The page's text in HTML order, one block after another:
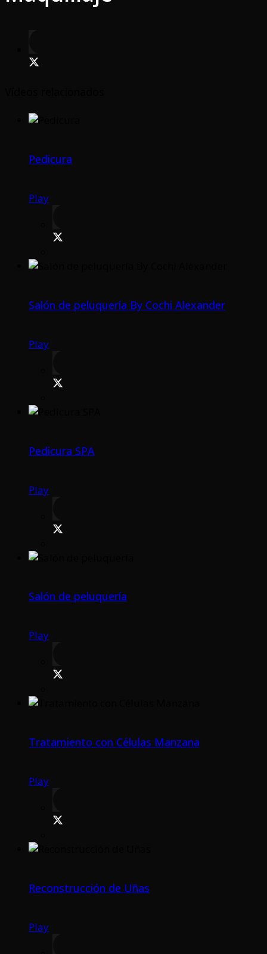
Pedicura
Play
Salón de peluquería By Cochi Alexander
Play
Pedicura SPA
Play
Salón de peluquería
Play
Tratamiento con Células Manzana
Play
Reconstrucción de Uñas
Play